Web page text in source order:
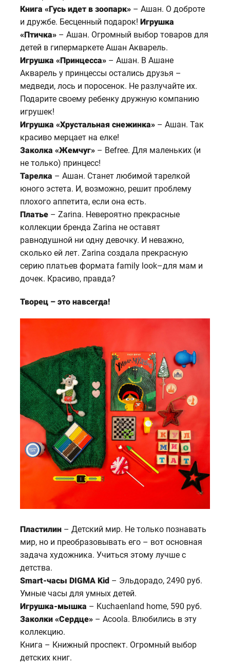
Книга «Гусь идет в зоопарк»– Ашан. О доброте
и дружбе. Бесценный подарок! Игрушка
«Птичка»– Ашан. Огромный выбор товаров для
детей в гипермаркете Ашан Акварель.
Игрушка «Принцесса»– Ашан. В Ашане
Акварель у принцессы остались друзья –
медведи, лось и поросенок. Не разлучайте их.
Подарите своему ребенку дружную компанию
игрушек!
Игрушка «Хрустальная снежинка»– Ашан. Так
красиво мерцает на елке!
Заколка «Жемчуг»– Befree. Для маленьких (и
не только) принцесс!
Тарелка – Ашан. Станет любимой тарелкой
юного эстета. И, возможно, решит проблему
плохого аппетита, если она есть.
Платье– Zarina. Невероятно прекрасные
коллекции бренда Zarina не оставят
равнодушной ни одну девочку. И неважно,
сколько ей лет. Zarina создала прекрасную
серию платьев формата family look–для мам и
дочек. Красиво, правда?
Творец – это навсегда!
Пластилин – Детский мир. Не только познавать
мир, но и преобразовывать его – вот основная
задача художника. Учиться этому лучше с
детства.
Smart-часы DIGMA Kid– Эльдорадо, 2490 руб.
Умные часы для умных детей.
Игрушка-мышка – Kuchaenland home, 590 руб.
Заколки «Сердце»– Acoola. Влюбились в эту
коллекцию.
Книга – Книжный проспект. Огромный выбор
детских книг.